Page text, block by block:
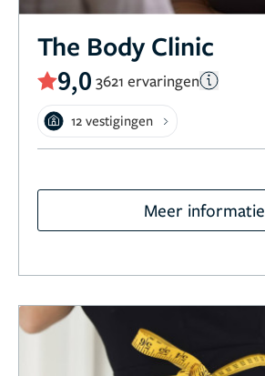
The Body Clinic
9,0 3621 ervaringen
12 vestigingen
Meer informatie